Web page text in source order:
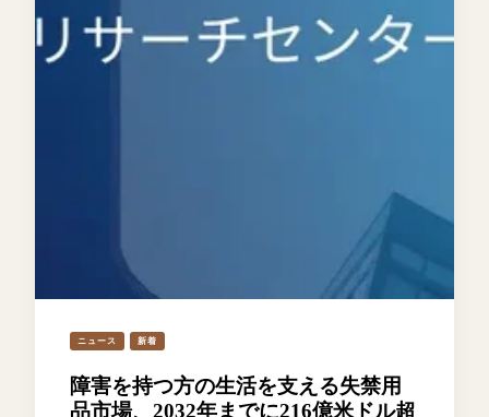
ニュース 新着
障害を持つ方の生活を支える失禁用
品市場、2032年までに216億米ドル超